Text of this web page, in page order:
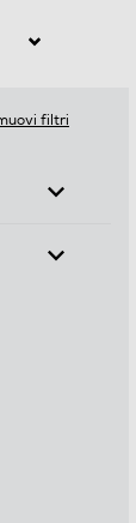
filtri
Marca: